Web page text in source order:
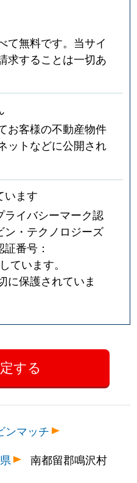
て無料です。当サイ
求することは一切あ
お客様の不動産物件
ットなどに公開され
います
ライバシーマーク認
ン・テクノロジーズ
番号：
ています。
に保護されていま
ンマッチ
南都留郡鳴沢村